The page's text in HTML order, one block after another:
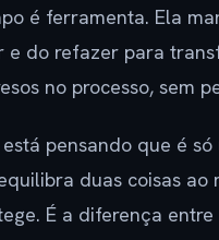
é ferramenta. Ela
e do refazer para
no processo, sem
está pensando que é
duas coisas ao
É a diferença